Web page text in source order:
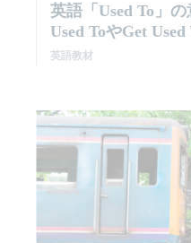
英語「used To」
Used Toやget
英語教材